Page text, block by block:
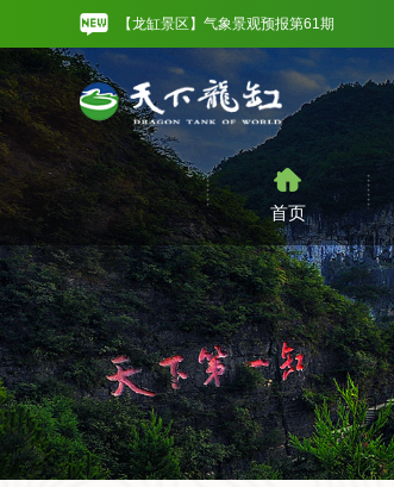
【龙缸景区】气象景观预报第61期
【龙缸景区】气象景观预报第60期
【龙缸景区】气象景观预报第59期
【龙缸景区】气象景观预报第61期
首页